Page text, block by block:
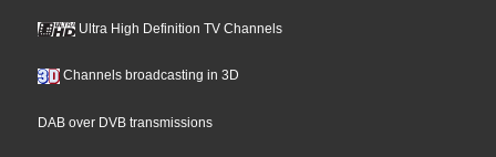
Ultra High Definition TV Channels
Channels broadcasting in 3D
DAB over DVB transmissions